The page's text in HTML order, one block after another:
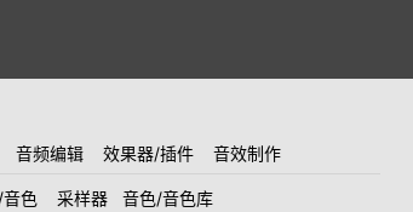
音频编辑 效果器/插件 音效制作
色 采样器 音色/音色库